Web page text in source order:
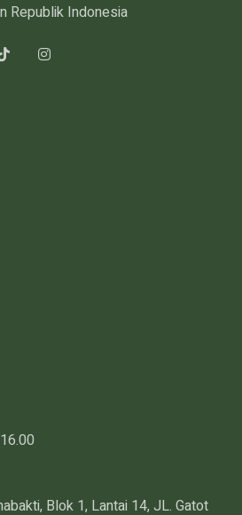
Republik Indonesia
Blok 1, Lantai 14, JL. Gatot